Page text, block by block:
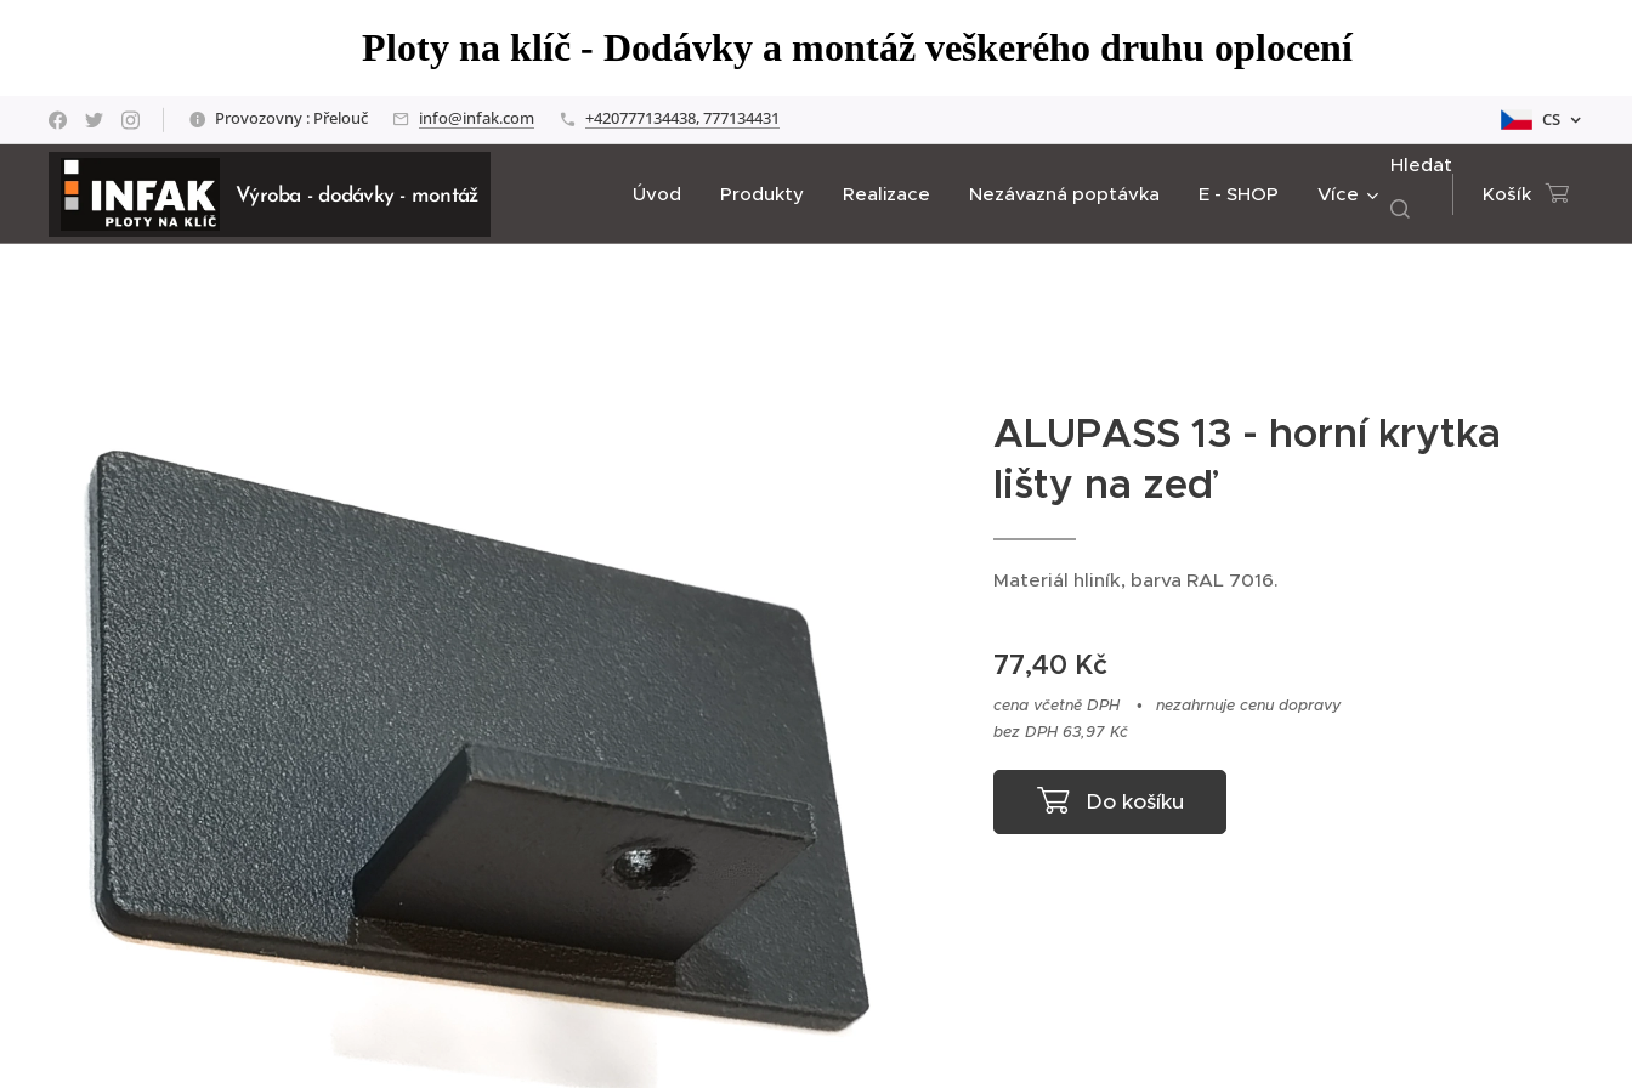
Ploty na klíč - Dodávky a montáž veškerého druhu oplocení
Provozovny : Přelouč info@infak.com +420777134438, 777134431 CS
Výroba - dodávky - montáž Úvod Produkty Realizace Nezávazná poptávka E - SHOP Více
Hledat
Košík
ALUPASS 13 - horní krytka
lišty na zeď
Materiál hliník, barva RAL 7016.
77,40 Kč
cena včetně DPH
nezahrnuje cenu dopravy
bez DPH 63,97 Kč
Do košíku